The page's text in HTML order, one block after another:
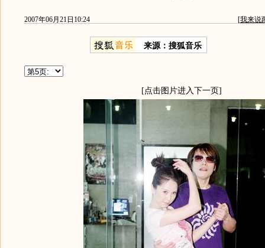
2007年06月21日10:24 [我来说
来源：搜狐音乐
[点击图片进入下一页]